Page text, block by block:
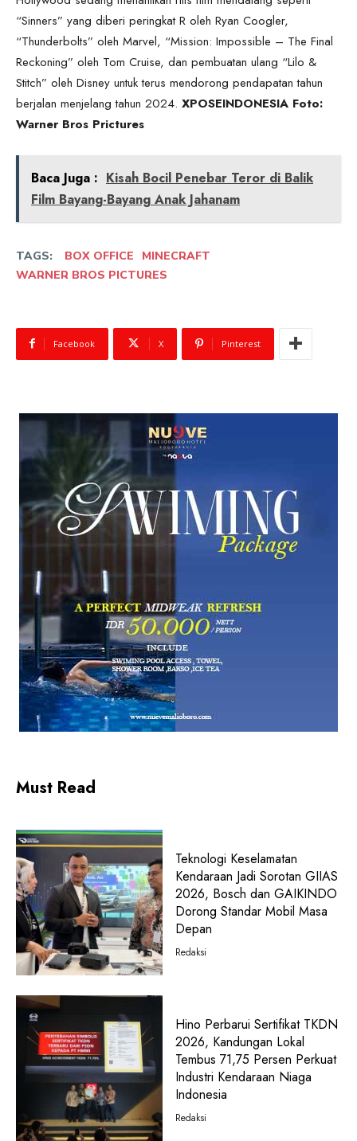
“Sinners” yang diberi peringkat R oleh Ryan Coogler,
“Thunderbolts” oleh Marvel, “Mission: Impossible – The Final
Reckoning” oleh Tom Cruise, dan pembuatan ulang “Lilo &
Stitch” oleh Disney untuk terus mendorong pendapatan tahun
berjalan menjelang tahun 2024. XPOSEINDONESIA Foto:
Warner Bros Prictures
Baca Juga : Kisah Bocil Penebar Teror di Balik
Film Bayang-Bayang Anak Jahanam
TAGS: BOX OFFICE
MINECRAFT
WARNER BROS PICTURES
Facebook X Pinterest
Must Read
Teknologi Keselamatan
Kendaraan Jadi Sorotan GIIAS
2026, Bosch dan GAIKINDO
Dorong Standar Mobil Masa
Depan
Redaksi
Hino Perbarui Sertifikat TKDN
2026, Kandungan Lokal
Tembus 71,75 Persen Perkuat
Industri Kendaraan Niaga
Indonesia
Redaksi